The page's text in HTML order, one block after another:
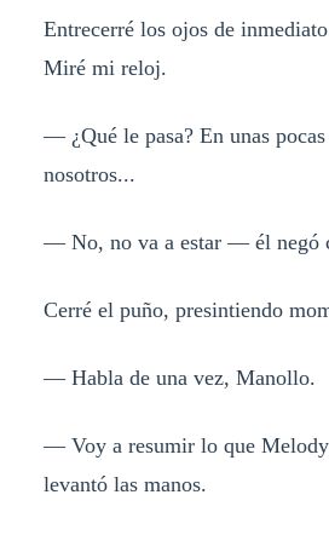
Entrecerré los ojos de
Miré mi reloj.
— ¿Qué le pasa? En unas
nosotros...
— No, no va a estar — él negó
Cerré el puño, presintiendo
— Habla de una vez, Manollo.
— Voy a resumir lo que
levantó las manos.